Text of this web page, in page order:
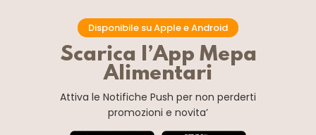
Disponibile su Apple e Android
Scarica l’App Mepa
Alimentari
Attiva le Notifiche Push per non perderti
promozioni e novita’